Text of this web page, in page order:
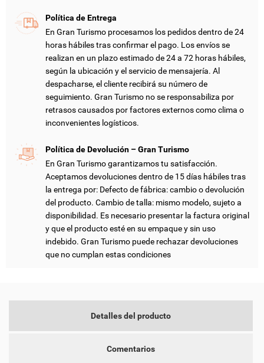
Política de Entrega
En Gran Turismo procesamos los pedidos dentro de 24
horas hábiles tras confirmar el pago. Los envíos se
realizan en un plazo estimado de 24 a 72 horas hábiles,
según la ubicación y el servicio de mensajería. Al
despacharse, el cliente recibirá su número de
seguimiento. Gran Turismo no se responsabiliza por
retrasos causados por factores externos como clima o
inconvenientes logísticos.
Política de Devolución – Gran Turismo
En Gran Turismo garantizamos tu satisfacción.
Aceptamos devoluciones dentro de 15 días hábiles tras
la entrega por: Defecto de fábrica: cambio o devolución
del producto. Cambio de talla: mismo modelo, sujeto a
disponibilidad. Es necesario presentar la factura original
y que el producto esté en su empaque y sin uso
indebido. Gran Turismo puede rechazar devoluciones
que no cumplan estas condiciones
Detalles del producto
Comentarios
MI LISTA DE DESEOS
CREAR LISTA DE DESEOS
NOMBRE DE LA LISTA DE DESEOS
CANCELAR CREAR LISTA DE DESEOS
INICIAR SESIÓN
DEBE INICIAR SESIÓN PARA GUARDAR PRODUCTOS EN SU
CANCELAR INICIAR SESIÓN